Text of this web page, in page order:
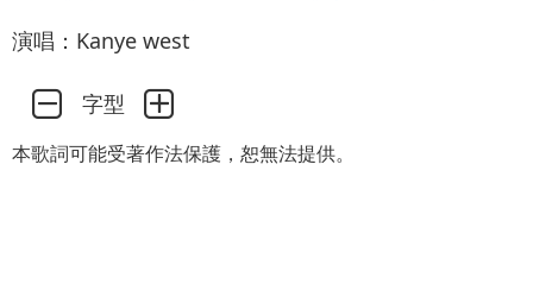
演唱：Kanye west
字型
本歌詞可能受著作法保護，恕無法提供。